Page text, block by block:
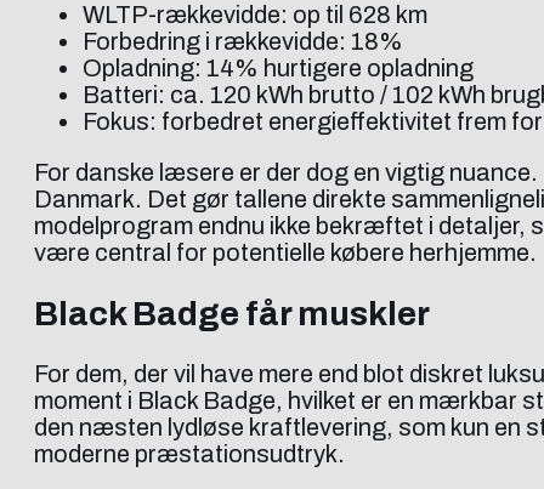
WLTP-rækkevidde: op til 628 km
Forbedring i rækkevidde: 18%
Opladning: 14% hurtigere opladning
Batteri: ca. 120 kWh brutto / 102 kWh
Fokus: forbedret energieffektivitet frem
For danske læsere er der dog en vigtig
Danmark. Det gør tallene direkte
modelprogram endnu ikke bekræftet i detaljer,
være central for potentielle købere herhjemme.
Black Badge får muskler
For dem, der vil have mere end blot diskret
moment i Black Badge, hvilket er en mærkbar
den næsten lydløse kraftlevering, som kun en
moderne præstationsudtryk.